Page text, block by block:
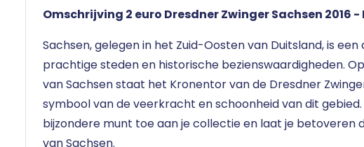
Omschrijving 2 euro Dresdner Zwinger Sachsen 2016
Sachsen, gelegen in het Zuid-Oosten van Duitsland, is
prachtige steden en historische bezienswaardigheden.
van Sachsen staat het Kronentor van de Dresdner
symbool van de veerkracht en schoonheid van dit
bijzondere munt toe aan je collectie en laat je betoveren
van Sachsen.